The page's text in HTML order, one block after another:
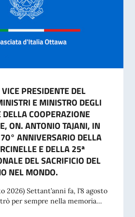
PRESIDENTE DEL
E MINISTRO DEGLI
COOPERAZIONE
ON. ANTONIO TAJANI, IN
ANNIVERSARIO DELLA
E DELLA 25ª
DEL SACRIFICIO DEL
NEL MONDO.
2026) Settant’anni fa, l’8 agosto
per sempre nella memoria...